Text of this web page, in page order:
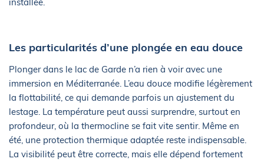
installée.
Les particularités d’une plongée en eau douce
Plonger dans le lac de Garde n’a rien à voir avec une
immersion en Méditerranée. L’eau douce modifie légèrement
la flottabilité, ce qui demande parfois un ajustement du
lestage. La température peut aussi surprendre, surtout en
profondeur, où la thermocline se fait vite sentir. Même en
été, une protection thermique adaptée reste indispensable.
La visibilité peut être correcte, mais elle dépend fortement